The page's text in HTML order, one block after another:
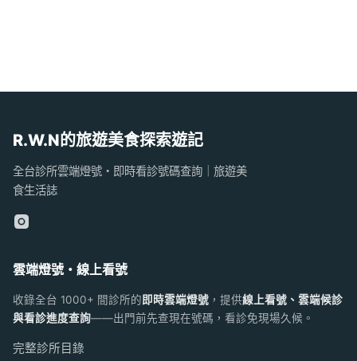
R.W.N的旅遊美食探索遊記
全台診所雲端燈號・即時看診號碼查詢｜旅遊美
食生活誌
雲端燈號・線上看號
收錄全台 1000+ 間診所的即時雲端燈號 ，提供線上看號、雲端候診
與看診進度查詢——出門前先查現在號碼，看診免現場久候。
完整診所目錄